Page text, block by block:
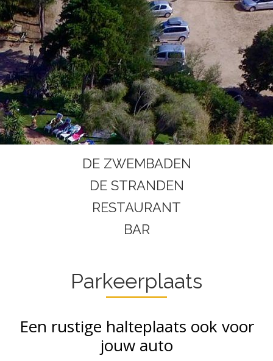
DE ZWEMBADEN
DE STRANDEN
RESTAURANT
BAR
Parkeerplaats
Een rustige halteplaats ook voor
jouw auto